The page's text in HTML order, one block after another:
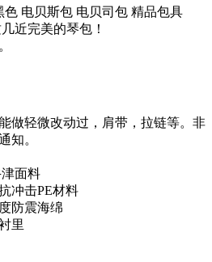
色 电贝斯包 电贝司包 精品包具
近完美的琴包！
做轻微改动过，肩带，拉链等。非
知。
面料
冲击PE材料
防震海绵
里